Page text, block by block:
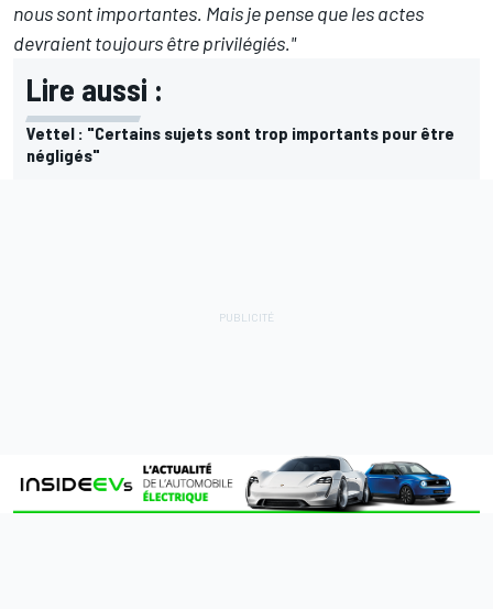
nous sont importantes. Mais je pense que les actes
devraient toujours être privilégiés."
Lire aussi :
Vettel : "Certains sujets sont trop importants pour être
négligés"